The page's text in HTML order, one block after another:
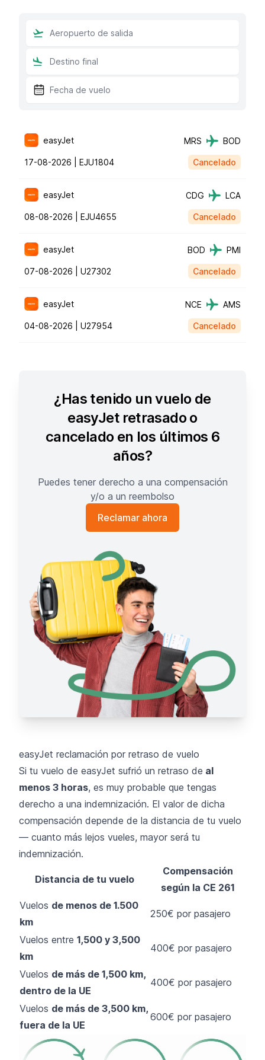
easyJet MRS BOD
17-08-2026 | EJU1804 Cancelado
easyJet CDG LCA
08-08-2026 | EJU4655 Cancelado
easyJet BOD PMI
07-08-2026 | U27302 Cancelado
easyJet NCE AMS
04-08-2026 | U27954 Cancelado
¿Has tenido un vuelo de
easyJet retrasado o
cancelado en los últimos 6
años?
Puedes tener derecho a una compensación
y/o a un reembolso
Reclamar ahora
easyJet reclamación por retraso de vuelo
Si tu vuelo de easyJet sufrió un retraso de al
menos 3 horas, es muy probable que tengas
derecho a una indemnización. El valor de dicha
compensación depende de la distancia de tu vuelo
— cuanto más lejos vueles, mayor será tu
indemnización.
Distancia de tu vuelo
Compensación
según la CE 261
Vuelos de menos de 1.500
km
250€ por pasajero
Vuelos entre 1,500 y 3,500
km
400€ por pasajero
Vuelos de más de 1,500 km,
dentro de la UE
400€ por pasajero
Vuelos de más de 3,500 km,
fuera de la UE
600€ por pasajero